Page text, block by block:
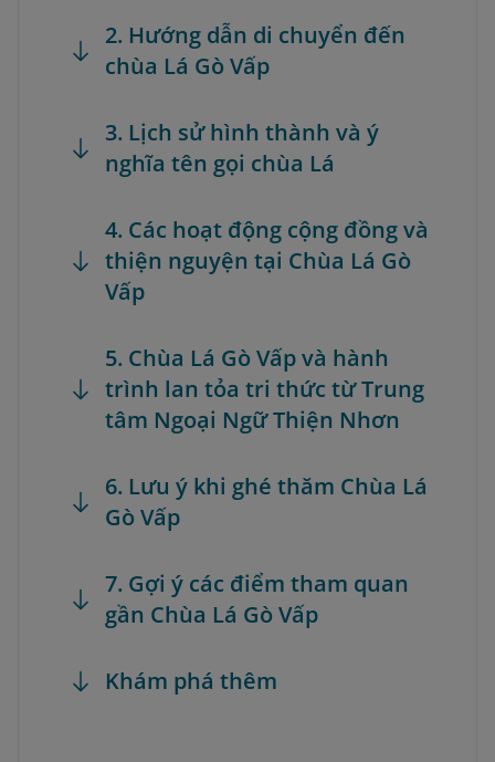
2. Hướng dẫn di chuyển đến
chùa Lá Gò Vấp
3. Lịch sử hình thành và ý
nghĩa tên gọi chùa Lá
4. Các hoạt động cộng đồng và
thiện nguyện tại Chùa Lá Gò
Vấp
5. Chùa Lá Gò Vấp và hành
trình lan tỏa tri thức từ Trung
tâm Ngoại Ngữ Thiện Nhơn
6. Lưu ý khi ghé thăm Chùa Lá
Gò Vấp
7. Gợi ý các điểm tham quan
gần Chùa Lá Gò Vấp
Khám phá thêm